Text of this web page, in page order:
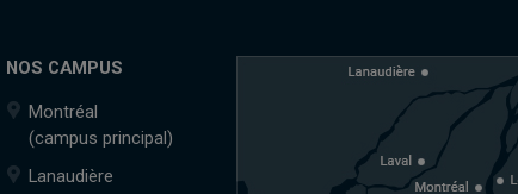
NOS CAMPUS
Montréal
(campus principal)
Lanaudière